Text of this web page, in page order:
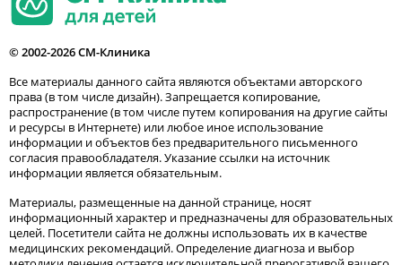
© 2002-2026 СМ-Клиника
Все материалы данного сайта являются объектами авторского
права (в том числе дизайн). Запрещается копирование,
распространение (в том числе путем копирования на другие сайты
и ресурсы в Интернете) или любое иное использование
информации и объектов без предварительного письменного
согласия правообладателя. Указание ссылки на источник
информации является обязательным.
Материалы, размещенные на данной странице, носят
информационный характер и предназначены для образовательных
целей. Посетители сайта не должны использовать их в качестве
медицинских рекомендаций. Определение диагноза и выбор